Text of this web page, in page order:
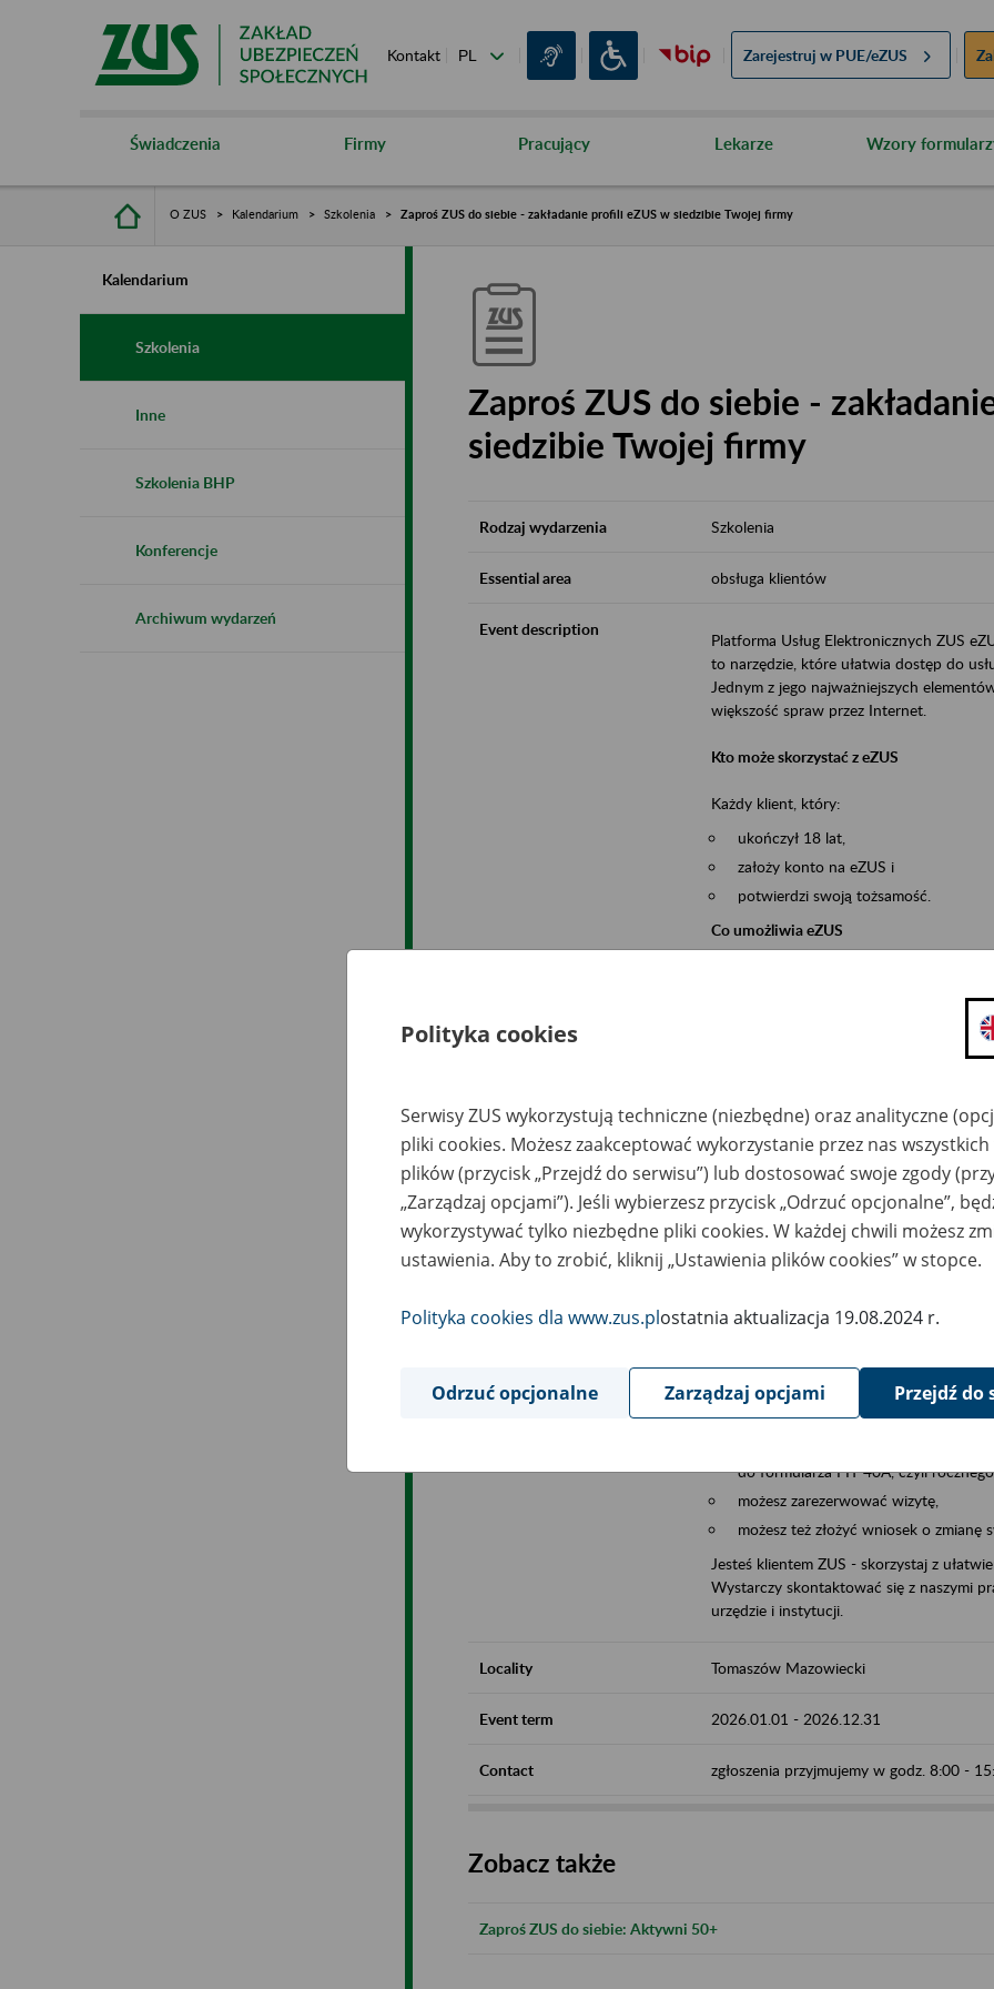
Kontakt Zarejestruj w PUE/eZUS
Świadczenia Firmy Pracujący Lekarze Wzory
O ZUS Kalendarium Szkolenia Zaproś ZUS do siebie - zakładanie profili eZUS w siedzibie Twojej firmy
Kalendarium
Szkolenia
Inne
Szkolenia BHP
Konferencje
Archiwum wydarzeń
Zaproś ZUS do siebie -
siedzibie Twojej firmy
Rodzaj wydarzenia Szkolenia
Essential area obsługa klientów
Event description
Platforma Usług Elektronicznych ZUS
to narzędzie, które ułatwia dostęp do
Jednym z jego najważniejszych
większość spraw przez Internet.
Kto może skorzystać z eZUS
Każdy klient, który:
ukończył 18 lat,
założy konto na eZUS i
potwierdzi swoją tożsamość.
Co umożliwia eZUS
składanie wniosków i otrzymywanie
Jeśli jesteś osobą ubezpieczoną (np.
możesz sprawdzić swoje dane
masz dostęp do informacji o stanie
masz dostęp do informacji o
Jeśli jesteś płatnikiem składek (np.
możesz skorzystać z aplikacji
ubezpieczeń, wypełnisz i
ZUS,
możesz złożyć wniosek o wydanie
masz dostęp do zwolnień
Jeśli jesteś świadczeniobiorcą
masz dostęp m.in. do formularza
do formularza PIT 40A, czyli
możesz zarezerwować wizytę,
możesz też złożyć wniosek o zmianę
Jesteś klientem ZUS - skorzystaj z
Wystarczy skontaktować się z naszymi
urzędzie i instytucji.
Locality Tomaszów Mazowiecki
Event term 2026.01.01 - 2026.12.31
Contact zgłoszenia przyjmujemy w godz. 8:00 -
Zobacz także
Zaproś ZUS do siebie: Aktywni 50+
Polityka cookies
Serwisy ZUS wykorzystują techniczne (niezbędne) oraz analityczne
pliki cookies. Możesz zaakceptować wykorzystanie przez nas
plików (przycisk „Przejdź do serwisu”) lub dostosować swoje zgody
„Zarządzaj opcjami”). Jeśli wybierzesz przycisk „Odrzuć opcjonalne”,
wykorzystywać tylko niezbędne pliki cookies. W każdej chwili możesz
ustawienia. Aby to zrobić, kliknij „Ustawienia plików cookies” w stopce.
Polityka cookies dla www.zus.plostatnia aktualizacja 19.08.2024 r.
Odrzuć opcjonalne Zarządzaj opcjami Przejdź do